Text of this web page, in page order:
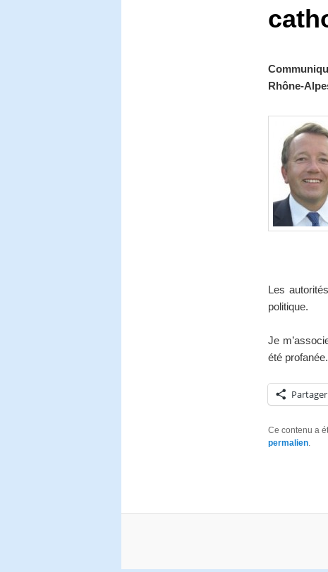
Rhône-
Les
politique.
Je
été profanée.
Partager
Ce contenu a
permalien.